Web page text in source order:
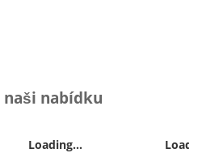
naši nabídku
Loading...